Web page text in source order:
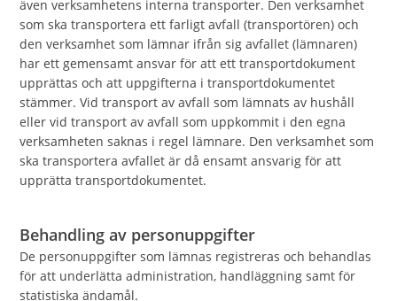
även verksamhetens interna transporter. Den verksamhet
som ska transportera ett farligt avfall (transportören) och
den verksamhet som lämnar ifrån sig avfallet (lämnaren)
har ett gemensamt ansvar för att ett transportdokument
upprättas och att uppgifterna i transportdokumentet
stämmer. Vid transport av avfall som lämnats av hushåll
eller vid transport av avfall som uppkommit i den egna
verksamheten saknas i regel lämnare. Den verksamhet som
ska transportera avfallet är då ensamt ansvarig för att
upprätta transportdokumentet.
Behandling av personuppgifter
De personuppgifter som lämnas registreras och behandlas
för att underlätta administration, handläggning samt för
statistiska ändamål.